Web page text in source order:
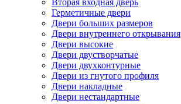
Вторая входная дверь
Герметичные двери
Двери больших размеров
Двери внутреннего открывания
Двери высокие
Двери двустворчатые
Двери двухконтурные
Двери из гнутого профиля
Двери накладные
Двери нестандартные